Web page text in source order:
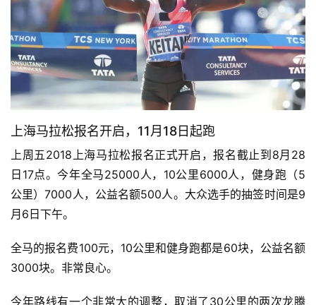
上海马拉松报名开启，11月18日起跑
上周五2018上海马拉松报名正式开启，报名截止到8月28
日17点。今年全马25000人，10公里6000人，健身跑（5
公里）7000人，公益名额500人。大众选手的抽签时间是9
月6日下午。
全马的报名费100元，10公里和健身跑都是60块，公益名额
3000块。非常良心。
今年路线有一个非常大的调整，取消了30公里的两次龙腾